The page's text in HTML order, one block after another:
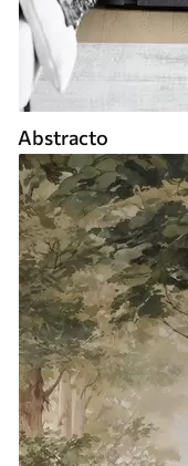
Abstracto